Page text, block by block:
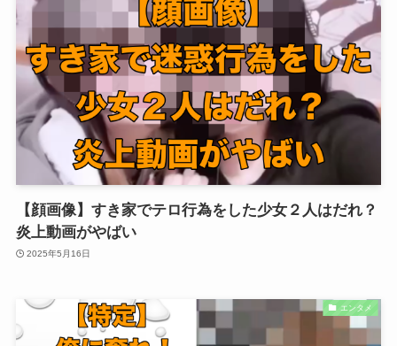
【顔画像】すき家でテロ行為をした少女２人はだれ？
炎上動画がやばい
2025年5月16日
エンタメ